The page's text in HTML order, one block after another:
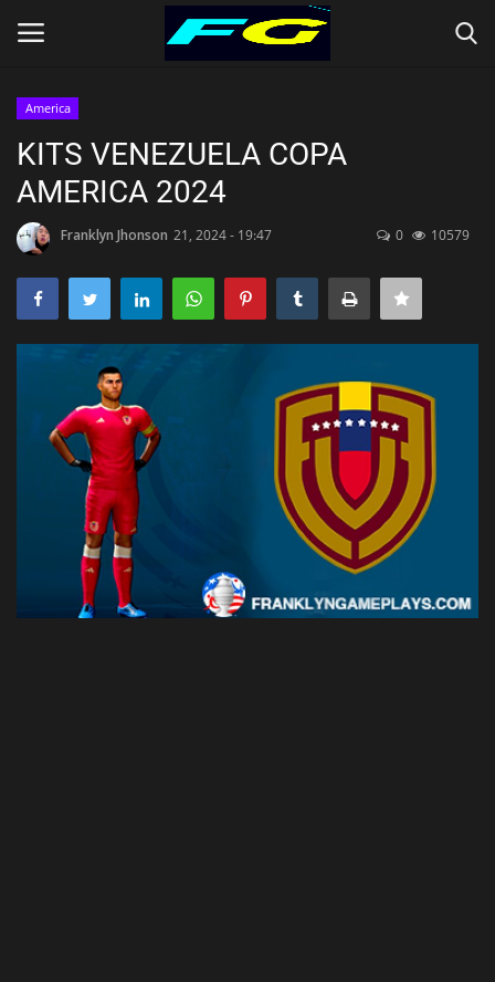
Contact
Inicio
CLUBES (Kits)
SELECCIONES (KITS)
America
KITS VENEZUELA COPA
AMERICA 2024
Franklyn Jhonson 21, 2024 - 19:47 0 10579